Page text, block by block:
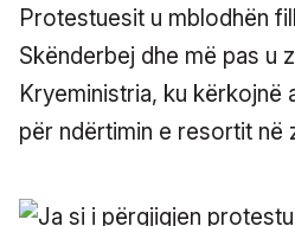
Protestuesit u mblodhën
Skënderbej dhe më pas u
Kryeministria, ku kërkojnë
për ndërtimin e resortit në